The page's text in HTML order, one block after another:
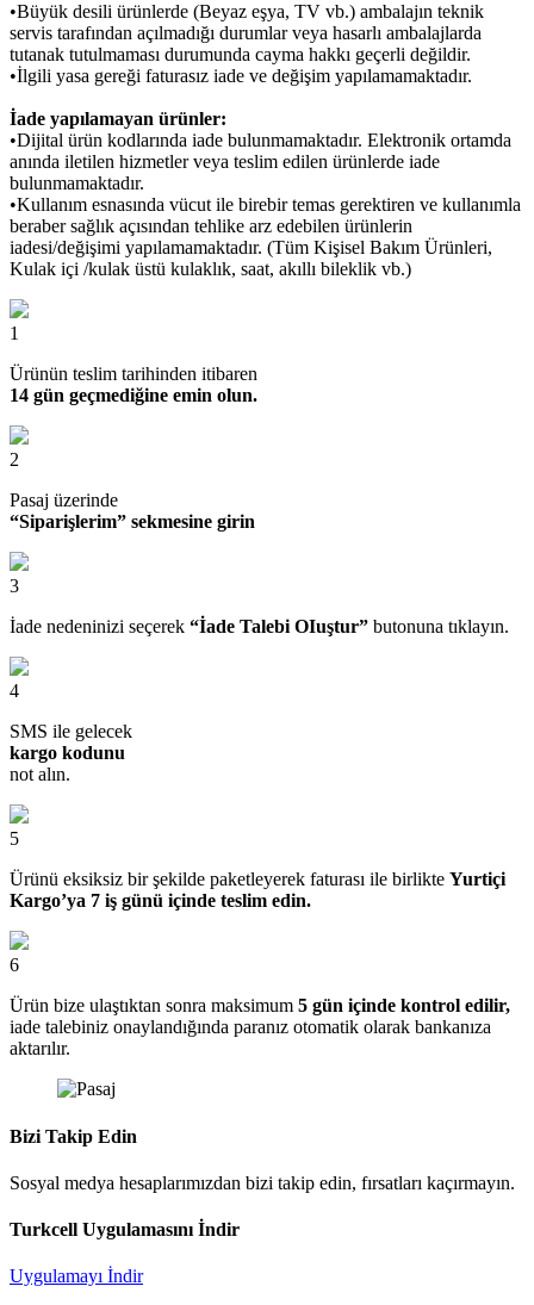
•Büyük desili ürünlerde (Beyaz eşya, TV vb.) ambalajın teknik
servis tarafından açılmadığı durumlar veya hasarlı ambalajlarda
tutanak tutulmaması durumunda cayma hakkı geçerli değildir.
•İlgili yasa gereği faturasız iade ve değişim yapılamamaktadır.
İade yapılamayan ürünler:
•Dijital ürün kodlarında iade bulunmamaktadır. Elektronik ortamda
anında iletilen hizmetler veya teslim edilen ürünlerde iade
bulunmamaktadır.
•Kullanım esnasında vücut ile birebir temas gerektiren ve kullanımla
beraber sağlık açısından tehlike arz edebilen ürünlerin
iadesi/değişimi yapılamamaktadır. (Tüm Kişisel Bakım Ürünleri,
Kulak içi /kulak üstü kulaklık, saat, akıllı bileklik vb.)
1
Ürünün teslim tarihinden itibaren
14 gün geçmediğine emin olun.
2
Pasaj üzerinde
“Siparişlerim” sekmesine girin
3
İade nedeninizi seçerek “İade Talebi OIuştur” butonuna tıklayın.
4
SMS ile gelecek
kargo kodunu
not alın.
5
Ürünü eksiksiz bir şekilde paketleyerek faturası ile birlikte Yurtiçi
Kargo’ya 7 iş günü içinde teslim edin.
6
Ürün bize ulaştıktan sonra maksimum 5 gün içinde kontrol edilir,
iade talebiniz onaylandığında paranız otomatik olarak bankanıza
aktarılır.
Bizi Takip Edin
Sosyal medya hesaplarımızdan bizi takip edin, fırsatları kaçırmayın.
Turkcell Uygulamasını İndir
Uygulamayı İndir